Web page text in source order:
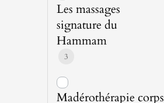
Les massages
signature du
Hammam
3
Madérothérapie corps